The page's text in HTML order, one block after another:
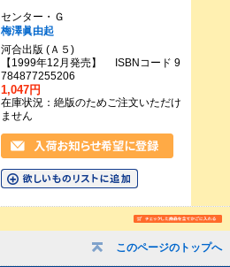
このページのトップへ
センター・Ｇ
梅澤眞由起
河合出版 (Ａ５)
【1999年12月発売】 ISBNコード 9
784877255206
1,047円
在庫状況：絶版のためご注文いただけ
ません